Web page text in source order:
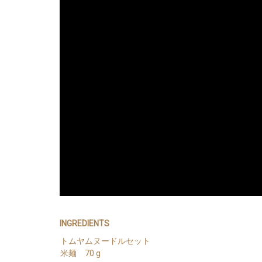
INGREDIENTS
トムヤムヌードルセット
米麺 70 g